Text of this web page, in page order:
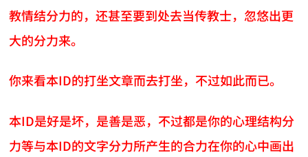
教情结分力的，还甚至要到处去当传教士，忽悠出更
大的分力来。
你来看本ID的打坐文章而去打坐，不过如此而已。
本ID是好是坏，是善是恶，不过都是你的心理结构分
力等与本ID的文字分力所产生的合力在你的心中画出